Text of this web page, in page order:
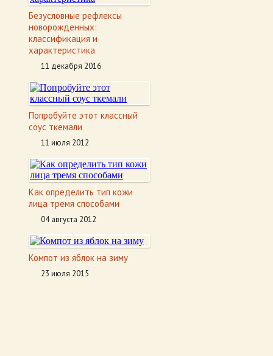
Безусловные рефлексы
новорожденных:
классификация и
характеристика
11 декабря 2016
Попробуйте этот классный
соус ткемали
11 июля 2012
Как определить тип кожи
лица тремя способами
04 августа 2012
Компот из яблок на зиму
23 июля 2015